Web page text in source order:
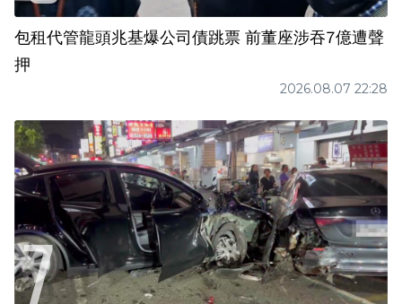
包租代管龍頭兆基爆公司債跳票 前董座涉吞7億遭聲
押
2026.08.07 22:28